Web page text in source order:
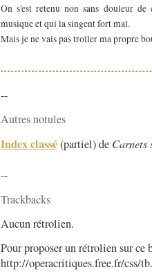
On s'est retenu non sans douleur
musique et qui la singent fort mal.
Mais je ne vais pas troller ma propre
--
Autres notules
Index classé(partiel) de Carnets
--
Trackbacks
Aucun rétrolien.
Pour proposer un rétrolien sur
http://operacritiques.free.fr/css/